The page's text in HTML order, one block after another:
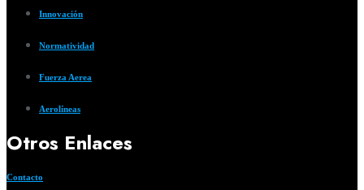
Innovación
Normatividad
Fuerza Aerea
Aerolíneas
Otros Enlaces
Contacto